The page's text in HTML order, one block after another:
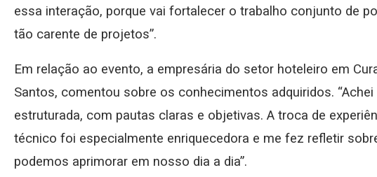
essa interação, porque vai fortalecer o trabalho conjunto de
tão carente de projetos”.
Em relação ao evento, a empresária do setor hoteleiro em
Santos, comentou sobre os conhecimentos adquiridos.
estruturada, com pautas claras e objetivas. A troca de
técnico foi especialmente enriquecedora e me fez refletir
podemos aprimorar em nosso dia a dia”.